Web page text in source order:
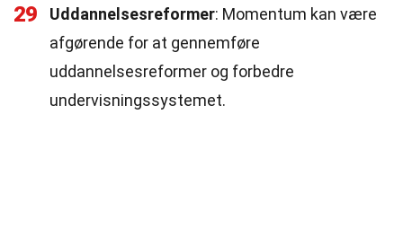
29 Uddannelsesreformer: Momentum kan være
afgørende for at gennemføre
uddannelsesreformer og forbedre
undervisningssystemet.